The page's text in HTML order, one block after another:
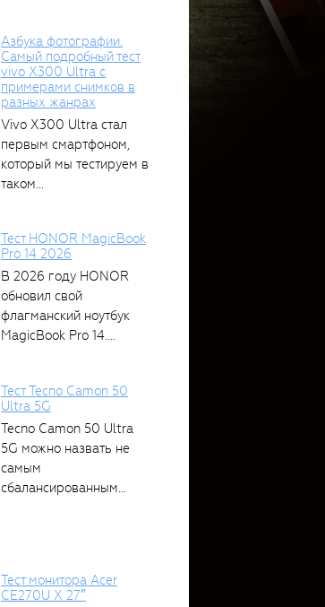
Азбука фотографии.
Самый подробный тест
vivo X300 Ultra с
примерами снимков в
разных жанрах
Vivo X300 Ultra стал
первым смартфоном,
который мы тестируем в
таком...
Тест HONOR MagicBook
Pro 14 2026
В 2026 году HONOR
обновил свой
флагманский ноутбук
MagicBook Pro 14....
Тест Tecno Camon 50
Ultra 5G
Tecno Camon 50 Ultra
5G можно назвать не
самым
сбалансированным
Тест монитора Acer
CE270U X 27″